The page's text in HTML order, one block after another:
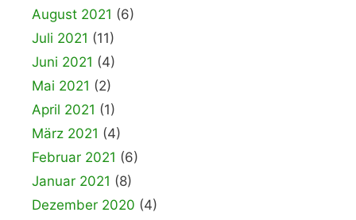
August 2021 (6)
Juli 2021 (11)
Juni 2021 (4)
Mai 2021 (2)
April 2021 (1)
März 2021 (4)
Februar 2021 (6)
Januar 2021 (8)
Dezember 2020 (4)